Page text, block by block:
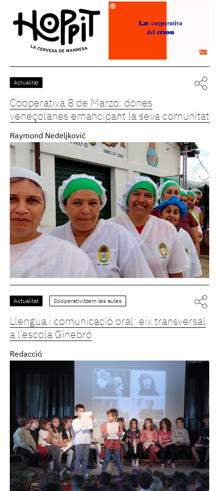
Actualitat
Cooperativa 8 de Marzo: dones
veneçolanes emancipant la seva comunitat
Raymond Nedeljković
Actualitat Cooperativitzem les aules
Llengua i comunicació oral: eix transversal
a l’escola Ginebró
Redacció